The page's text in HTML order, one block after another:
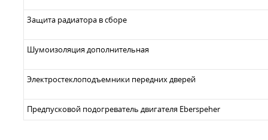
Защита радиатора в сборе
Шумоизоляция дополнительная
Электростеклоподъемники передних дверей
Предпусковой подогреватель двигателя Eberspeher